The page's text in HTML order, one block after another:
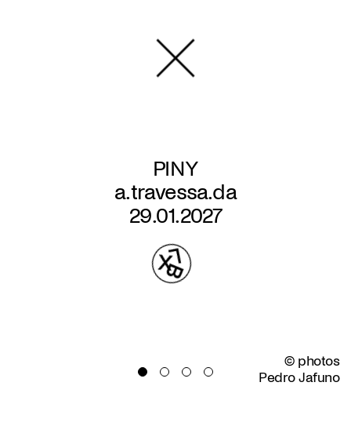
PINY
a.travessa.da
29.01.2027
© photos
Pedro Jafuno